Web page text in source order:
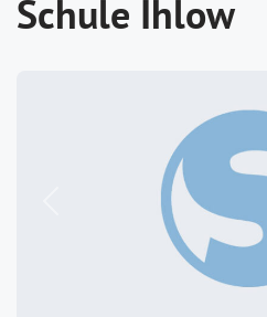
Schule Ihlow